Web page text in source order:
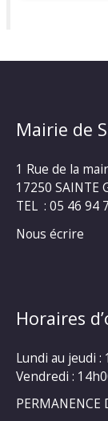
Mairie de
1 Rue de la
17250 SAINTE
TEL : 05 46 94
Nous écrire
Horaires
Lundi au jeudi :
Vendredi :
PERMANENCE